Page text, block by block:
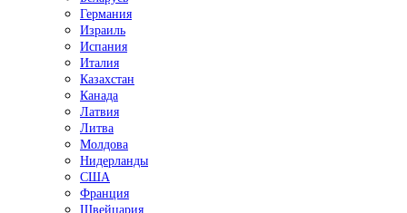
Германия
Израиль
Испания
Италия
Казахстан
Канада
Латвия
Литва
Молдова
Нидерланды
США
Франция
Швейцария